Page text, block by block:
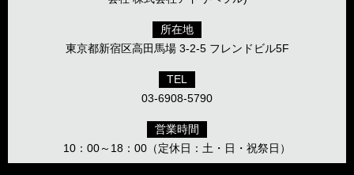
所在地
東京都新宿区高田馬場 3-2-5 フレンドビル5F
TEL
03-6908-5790
営業時間
10：00～18：00（定休日：土・日・祝祭日）